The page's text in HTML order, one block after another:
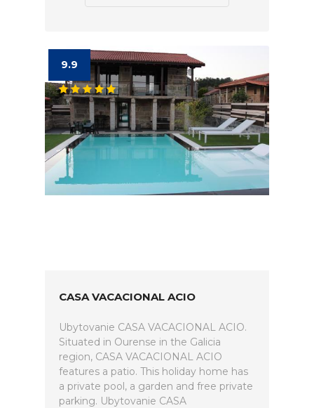
9.9
CASA VACACIONAL ACIO
Ubytovanie CASA VACACIONAL ACIO.
Situated in Ourense in the Galicia
region, CASA VACACIONAL ACIO
features a patio. This holiday home has
a private pool, a garden and free private
parking. Ubytovanie CASA